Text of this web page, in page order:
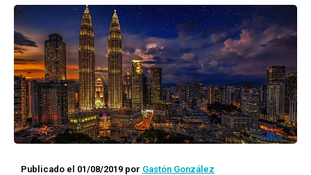
Publicado el 01/08/2019 por Gastón González